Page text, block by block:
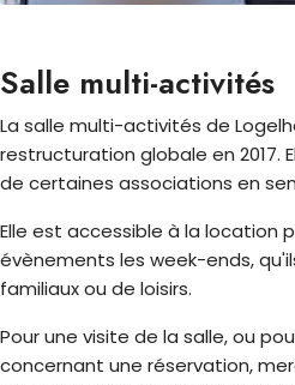
Salle multi-activités
La salle multi-activités de
restructuration globale en 2017.
de certaines associations en
Elle est accessible à la location
évènements les week-ends,
familiaux ou de loisirs.
Pour une visite de la salle, ou
concernant une réservation,